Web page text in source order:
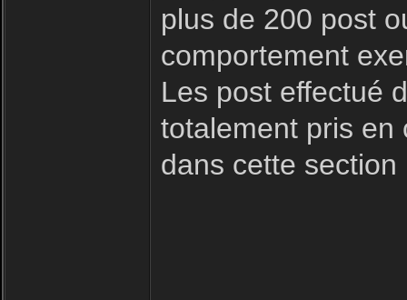
plus de 200 post
comportement
Les post effectué
totalement pris en
dans cette